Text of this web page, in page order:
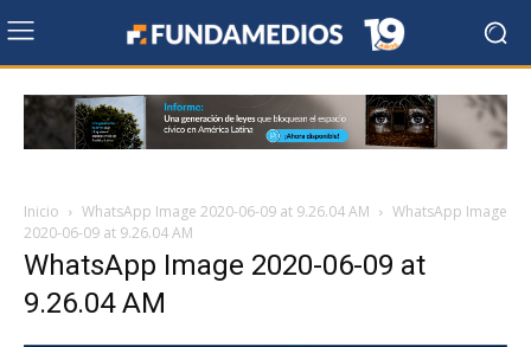
Inicio WhatsApp Image 2020-06-09 at 9.26.04 AM
WhatsApp Image
2020-06-09 at 9.26.04 AM
WhatsApp Image 2020-06-09 at
9.26.04 AM